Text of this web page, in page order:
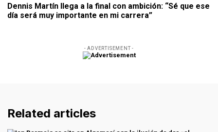
Dennis Martín llega a la final con ambición: “Sé que ese
día será muy importante en mi carrera”
- ADVERTISEMENT -
Related articles